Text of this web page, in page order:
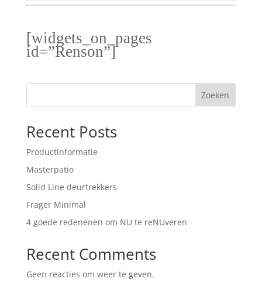
[widgets_on_pages
id=”Renson”]
Zoeken
Recent Posts
Productinformatie
Masterpatio
Solid Line deurtrekkers
Frager Minimal
4 goede redenenen om NU te reNUveren
Recent Comments
Geen reacties om weer te geven.